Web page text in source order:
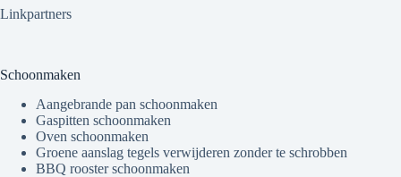
Linkpartners
Schoonmaken
Aangebrande pan schoonmaken
Gaspitten schoonmaken
Oven schoonmaken
Groene aanslag tegels verwijderen zonder te schrobben
BBQ rooster schoonmaken